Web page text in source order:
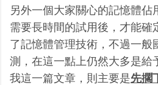
另外一個大家關心的記憶體佔
需要長時間的試用後，才能確
了記憶體管理技術，不過一般
測，在這一點上仍然大多是給
我這一篇文章，則主要是先擱